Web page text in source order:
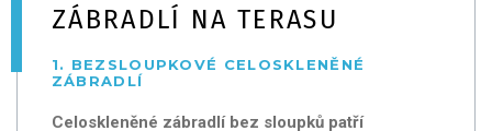
ZÁBRADLÍ NA TERASU
1. BEZSLOUPKOVÉ CELOSKLENĚNÉ
ZÁBRADLÍ
Celoskleněné zábradlí bez sloupků patří